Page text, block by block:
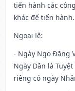
tiến hành các
khác để tiến hành.
Ngoại lệ:
- Ngày Ngọ Đăng
Ngày Dần là
riêng có ngày